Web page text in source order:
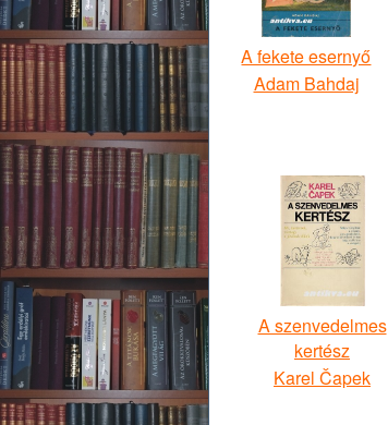
A fekete esernyő
Adam Bahdaj
A szenvedelmes
kertész
Karel Čapek